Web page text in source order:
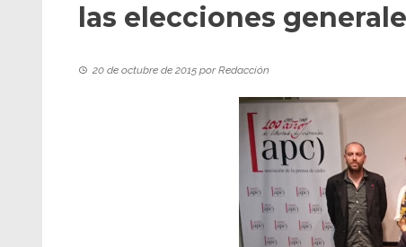
las elecciones
20 de octubre de 2015 porRedacción